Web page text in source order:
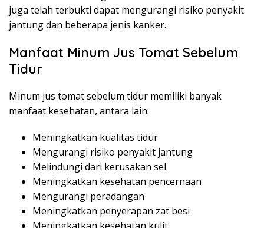
juga telah terbukti dapat mengurangi risiko penyakit
jantung dan beberapa jenis kanker.
Manfaat Minum Jus Tomat Sebelum
Tidur
Minum jus tomat sebelum tidur memiliki banyak
manfaat kesehatan, antara lain:
Meningkatkan kualitas tidur
Mengurangi risiko penyakit jantung
Melindungi dari kerusakan sel
Meningkatkan kesehatan pencernaan
Mengurangi peradangan
Meningkatkan penyerapan zat besi